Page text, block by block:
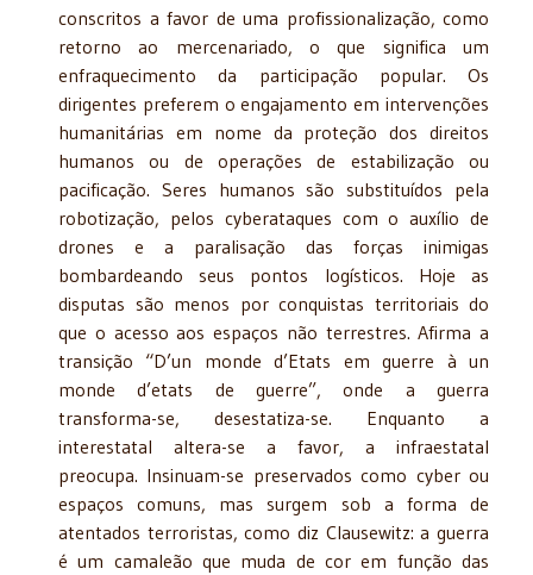
conscritos a favor de uma profissionalização, como
retorno ao mercenariado, o que significa um
enfraquecimento da participação popular. Os
dirigentes preferem o engajamento em intervenções
humanitárias em nome da proteção dos direitos
humanos ou de operações de estabilização ou
pacificação. Seres humanos são substituídos pela
robotização, pelos cyberataques com o auxílio de
drones e a paralisação das forças inimigas
bombardeando seus pontos logísticos. Hoje as
disputas são menos por conquistas territoriais do
que o acesso aos espaços não terrestres. Afirma a
transição “D’un monde d’Etats em guerre à un
monde d’etats de guerre”, onde a guerra
transforma-se, desestatiza-se. Enquanto a
interestatal altera-se a favor, a infraestatal
preocupa. Insinuam-se preservados como cyber ou
espaços comuns, mas surgem sob a forma de
atentados terroristas, como diz Clausewitz: a guerra
é um camaleão que muda de cor em função das